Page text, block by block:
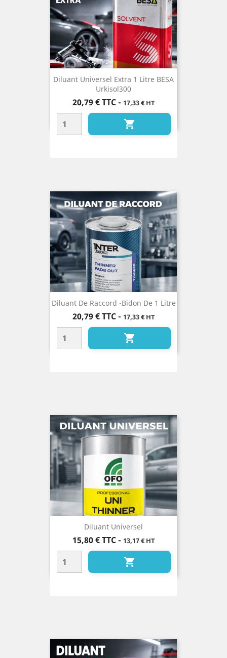
Diluant Universel Extra 1 Litre BESA
Urkisol300
Prix
20,79 € TTC- 17,33 € HT

Diluant De Raccord -Bidon De 1 Litre
Prix
20,79 € TTC- 17,33 € HT

Diluant Universel
Prix
15,80 € TTC- 13,17 € HT
